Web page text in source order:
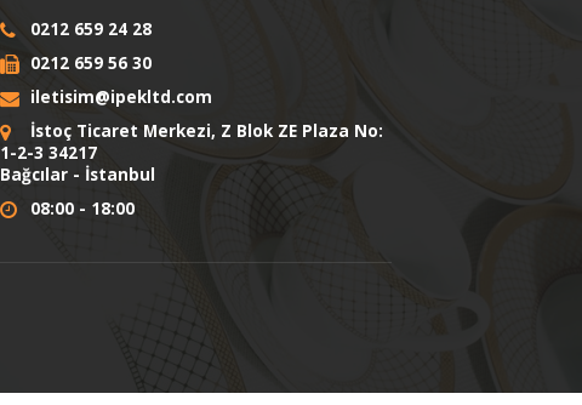
0212 659 24 28
0212 659 56 30
iletisim@ipekltd.com
İstoç Ticaret Merkezi, Z Blok ZE Plaza No:
1-2-3 34217
Bağcılar - İstanbul
08:00 - 18:00